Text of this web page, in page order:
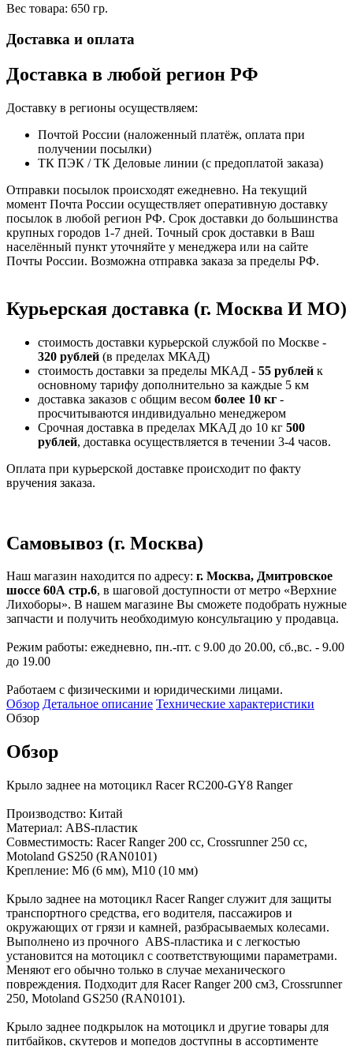
Вес товара: 650 гр.
Доставка и оплата
Доставка в любой регион РФ
Доставку в регионы осуществляем:
Почтой России (наложенный платёж, оплата при
получении посылки)
ТК ПЭК / ТК Деловые линии (с предоплатой заказа)
Отправки посылок происходят ежедневно. На текущий
момент Почта России осуществляет оперативную доставку
посылок в любой регион РФ. Срок доставки до большинства
крупных городов 1-7 дней. Точный срок доставки в Ваш
населённый пункт уточняйте у менеджера или на сайте
Почты России. Возможна отправка заказа за пределы РФ.
Курьерская доставка (г. Москва И МО)
стоимость доставки курьерской службой по Москве -
320 рублей (в пределах МКАД)
стоимость доставки за пределы МКАД - 55 рублей к
основному тарифу дополнительно за каждые 5 км
доставка заказов с общим весом более 10 кг -
просчитываются индивидуально менеджером
Срочная доставка в пределах МКАД до 10 кг 500
рублей, доставка осуществляется в течении 3-4 часов.
Оплата при курьерской доставке происходит по факту
вручения заказа.
Самовывоз (г. Москва)
Наш магазин находится по адресу: г. Москва, Дмитровское
шоссе 60А стр.6, в шаговой доступности от метро «Верхние
Лихоборы». В нашем магазине Вы сможете подобрать нужные
запчасти и получить необходимую консультацию у продавца.
Режим работы: ежедневно, пн.-пт. с 9.00 до 20.00, сб.,вс. - 9.00
до 19.00
Работаем с физическими и юридическими лицами.
Обзор Детальное описание Технические характеристики
Обзор
Обзор
Крыло заднее на мотоцикл Racer RC200-GY8 Ranger
Производство: Китай
Материал: ABS-пластик
Совместимость: Racer Ranger 200 сс, Crossrunner 250 сс,
Motoland GS250 (RAN0101)
Крепление: М6 (6 мм), М10 (10 мм)
Крыло заднее на мотоцикл Racer Ranger служит для защиты
транспортного средства, его водителя, пассажиров и
окружающих от грязи и камней, разбрасываемых колесами.
Выполнено из прочного ABS-пластика и с легкостью
установится на мотоцикл с соответствующими параметрами.
Меняют его обычно только в случае механического
повреждения. Подходит для Racer Ranger 200 см3, Crossrunner
250, Motoland GS250 (RAN0101).
Крыло заднее подкрылок на мотоцикл и другие товары для
питбайков, скутеров и мопедов доступны в ассортименте